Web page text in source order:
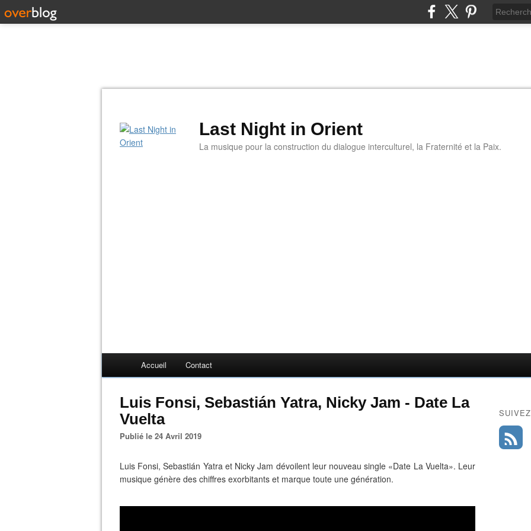
Last Night in Orient
La musique pour la construction du dialogue interculturel, la Fraternité et la Paix.
Accueil Contact
Luis Fonsi, Sebastián Yatra, Nicky Jam - Date La
Vuelta
Publié le 24 Avril 2019
Luis Fonsi, Sebastián Yatra et Nicky Jam dévoilent leur nouveau single «Date La Vuelta». Leur
musique génère des chiffres exorbitants et marque toute une génération.